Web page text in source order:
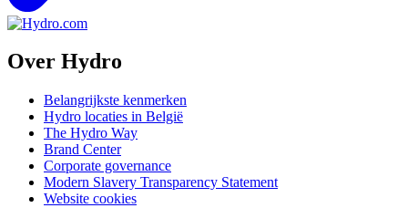
Over Hydro
Belangrijkste kenmerken
Hydro locaties in België
The Hydro Way
Brand Center
Corporate governance
Modern Slavery Transparency Statement
Website cookies